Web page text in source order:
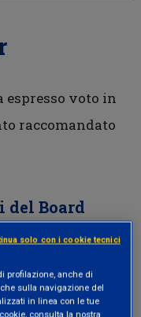
espresso voto in
raccomandato
del Board
del candidato
Comitato
profilazione, anche di
sulla navigazione del
in linea con le tue
consulta la nostra
solo con i cookie tecnici